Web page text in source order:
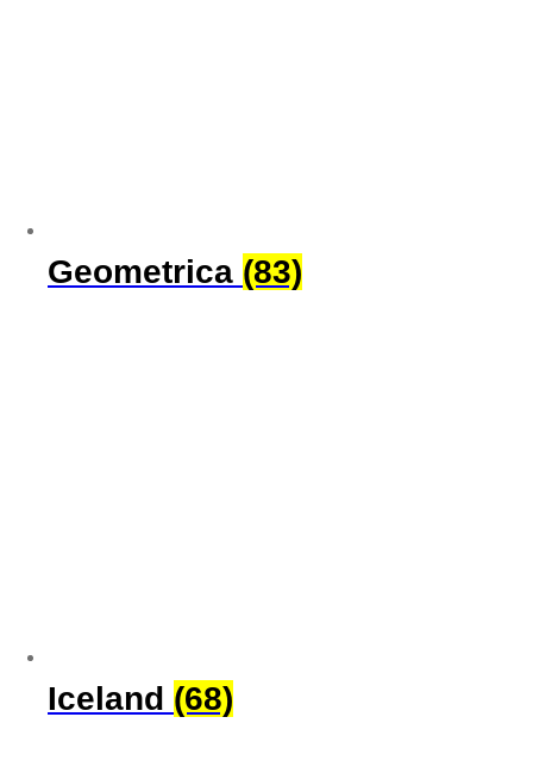
Geometrica (83)
Iceland (68)